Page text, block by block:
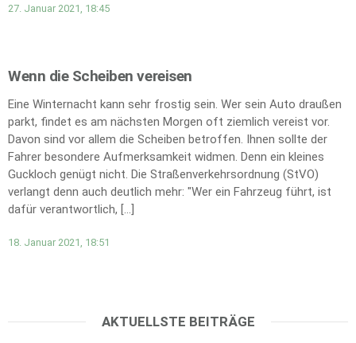
27. Januar 2021, 18:45
Wenn die Scheiben vereisen
Eine Winternacht kann sehr frostig sein. Wer sein Auto draußen
parkt, findet es am nächsten Morgen oft ziemlich vereist vor.
Davon sind vor allem die Scheiben betroffen. Ihnen sollte der
Fahrer besondere Aufmerksamkeit widmen. Denn ein kleines
Guckloch genügt nicht. Die Straßenverkehrsordnung (StVO)
verlangt denn auch deutlich mehr: "Wer ein Fahrzeug führt, ist
dafür verantwortlich, […]
18. Januar 2021, 18:51
AKTUELLSTE BEITRÄGE